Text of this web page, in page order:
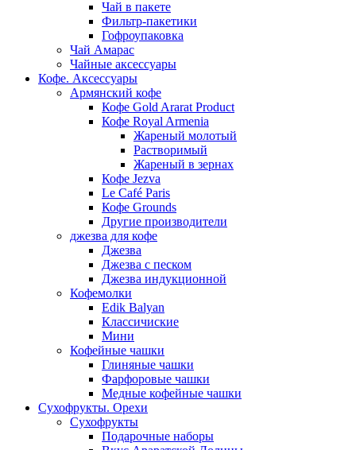
Чай в пакете
Фильтр-пакетики
Гофроупаковка
Чай Амарас
Чайные аксессуары
Кофе. Аксессуары
Армянский кофе
Кофе Gold Ararat Product
Кофе Royal Armenia
Жареный молотый
Растворимый
Жареный в зернах
Кофе Jezva
Le Café Paris
Кофе Grounds
Другие производители
джезва для кофе
Джезва
Джезва с песком
Джезва индукционной
Кофемолки
Edik Balyan
Классичиские
Мини
Кофейные чашки
Глиняные чашки
Фарфоровые чашки
Медные кофейные чашки
Сухофрукты. Орехи
Сухофрукты
Подарочные наборы